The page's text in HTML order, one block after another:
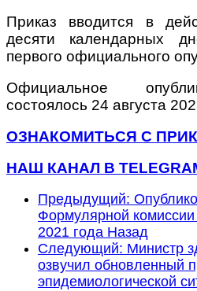
Приказ вводится в
десяти календарных
первого официального
Официальное
состоялось 24 августа
ОЗНАКОМИТЬСЯ С
НАШ КАНАЛ В
Предыдущий:
Формулярной
2021 года Назад
Следующий: Министр
озвучил обновленный
эпидемиологической